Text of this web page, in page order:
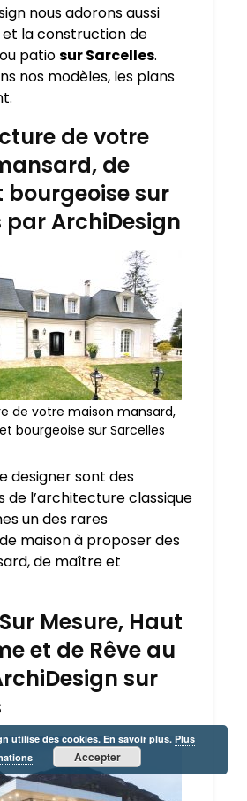
nous adorons aussi
la construction de
patiosur Sarcelles.
nos modèles, les plans
de votre
de
bourgeoise sur
par ArchiDesign
de votre maison mansard,
bourgeoise sur Sarcelles
designer sont des
de l’architecture classique
un des rares
maison à proposer des
de maître et
Mesure, Haut
et de Rêve au
sur
utilise des cookies. En savoir plus.Plus
Accepter